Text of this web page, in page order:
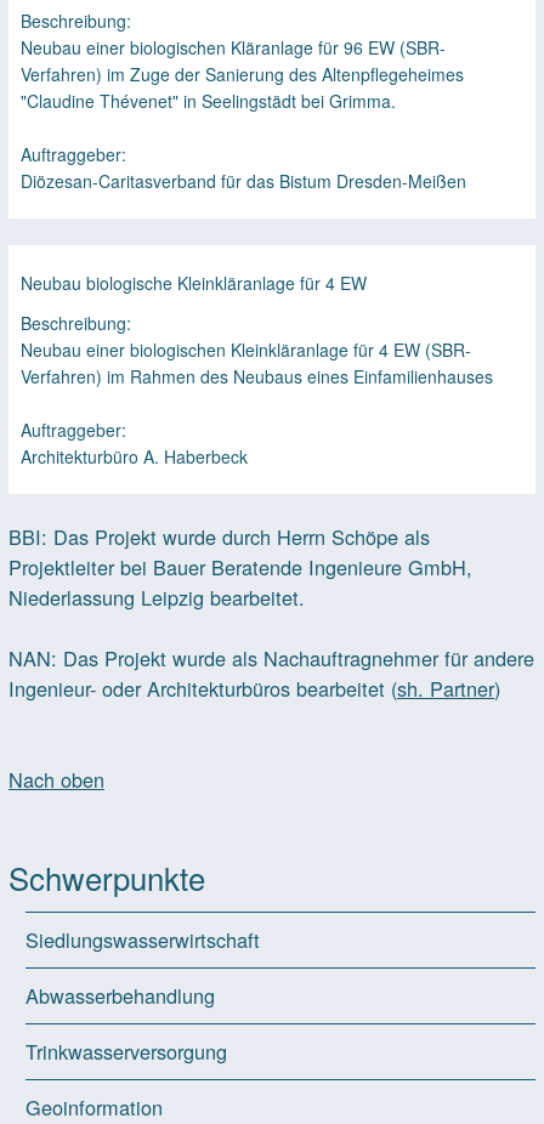
Beschreibung:
Neubau einer biologischen Kläranlage für 96 EW (SBR-
Verfahren) im Zuge der Sanierung des Altenpflegeheimes
"Claudine Thévenet" in Seelingstädt bei Grimma.
Auftraggeber:
Diözesan-Caritasverband für das Bistum Dresden-Meißen
Neubau biologische Kleinkläranlage für 4 EW
Beschreibung:
Neubau einer biologischen Kleinkläranlage für 4 EW (SBR-
Verfahren) im Rahmen des Neubaus eines Einfamilienhauses
Auftraggeber:
Architekturbüro A. Haberbeck
BBI: Das Projekt wurde durch Herrn Schöpe als
Projektleiter bei Bauer Beratende Ingenieure GmbH,
Niederlassung Leipzig bearbeitet.
NAN: Das Projekt wurde als Nachauftragnehmer für andere
Ingenieur- oder Architekturbüros bearbeitet (sh. Partner)
Nach oben
Schwerpunkte
Siedlungswasserwirtschaft
Abwasserbehandlung
Trinkwasserversorgung
Geoinformation